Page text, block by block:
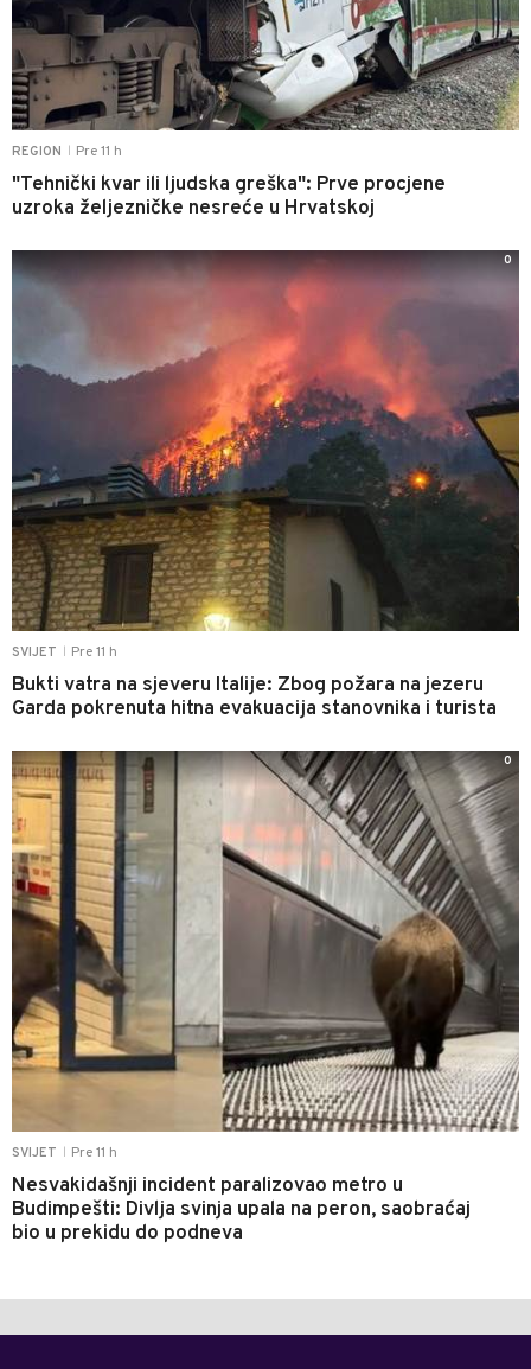
REGION Pre 11 h
"Tehnički kvar ili ljudska greška": Prve procjene
uzroka željezničke nesreće u Hrvatskoj
SVIJET Pre 11 h
Bukti vatra na sjeveru Italije: Zbog požara na jezeru
Garda pokrenuta hitna evakuacija stanovnika i turista
0
SVIJET Pre 11 h
Nesvakidašnji incident paralizovao metro u
Budimpešti: Divlja svinja upala na peron, saobraćaj
bio u prekidu do podneva
0